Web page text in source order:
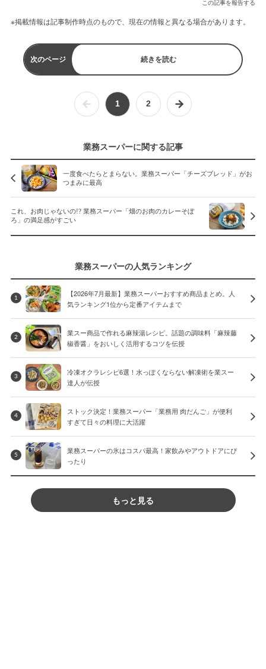
この記事を報告する
※掲載情報は記事制作時点のもので、現在の情報と異なる場合があります。
次のページ 続きを読む
1 2
業務スーパーに関する記事
一度食べたらとまらない。業務スーパー「チーズブレッド」がお
つまみに最高
これ、お肉じゃないの!? 業務スーパー「畑のお肉のカレーそぼ
ろ」の満足感がすごい
業務スーパーの人気ランキング
1
【2026年7月最新】業務スーパーおすすめ商品まとめ。人
気ランキング1位から定番アイテムまで
2
業スー商品で作れる麻辣湯レシピ。話題の調味料「麻辣藤
椒香醤」をおいしく活用するコツを伝授
3
冷凍オクラレシピ6選！水っぽくならない解凍術を業スー
達人が伝授
4
ストック決定！業務スーパー「業務用 肉だんご」が便利
すぎて日々の料理に大活躍
5
業務スーパーの氷はコスパ最高！家飲みやアウトドアにぴ
ったり
もっと見る